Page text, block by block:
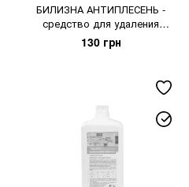
БИЛИЗНА АНТИПЛЕСЕНЬ -
средство для удаления
плесени
130 грн